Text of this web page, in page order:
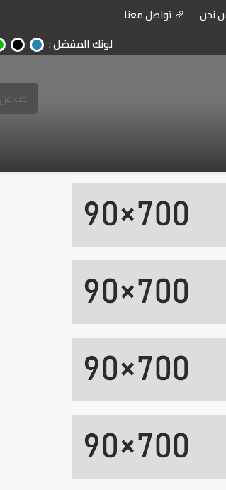
نحن تواصل معنا
لونك المفضل :